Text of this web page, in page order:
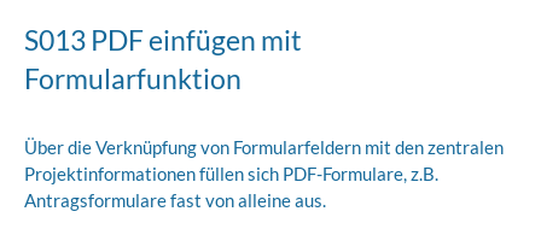
S013 PDF einfügen mit
Formularfunktion
Über die Verknüpfung von Formularfeldern mit den zentralen
Projektinformationen füllen sich PDF-Formulare, z.B.
Antragsformulare fast von alleine aus.